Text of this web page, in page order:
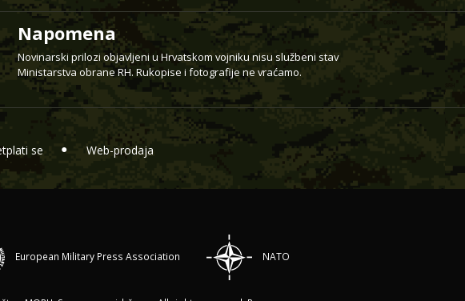
Napomena
Novinarski prilozi objavljeni u Hrvatskom vojniku nisu službeni stav
Ministarstva obrane RH. Rukopise i fotografije ne vraćamo.
se Web-prodaja
European Military Press Association NATO